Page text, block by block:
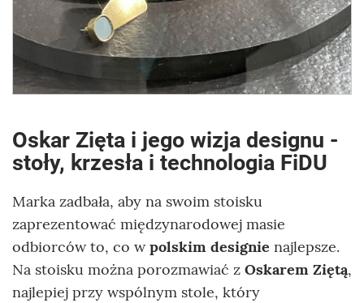
Oskar Zięta i jego wizja designu -
stoły, krzesła i technologia FiDU
Marka zadbała, aby na swoim stoisku
zaprezentować międzynarodowej masie
odbiorców to, co wpolskim designie najlepsze.
Na stoisku można porozmawiać z Oskarem Ziętą,
najlepiej przy wspólnym stole, który